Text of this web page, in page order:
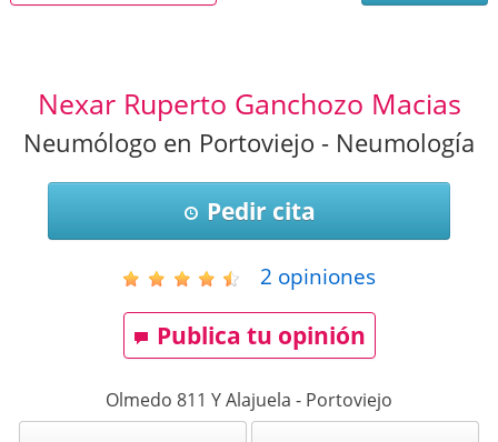
Nexar Ruperto Ganchozo Macias
Neumólogo en Portoviejo - Neumología
Pedir cita
2 opiniones
Publica tu opinión
Olmedo 811 Y Alajuela - Portoviejo